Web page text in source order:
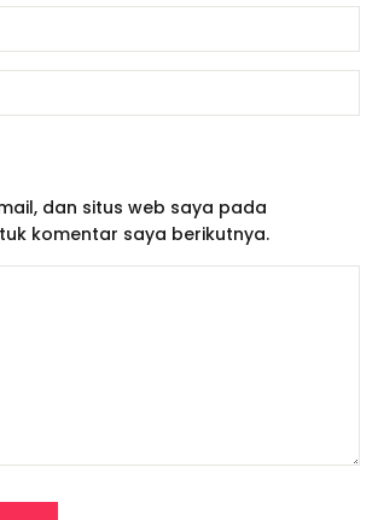
dan situs web saya pada
komentar saya berikutnya.